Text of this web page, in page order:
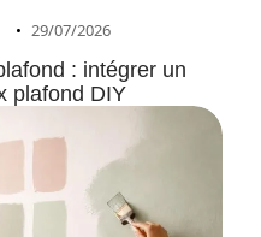
29/07/2026
: intégrer un
plafond DIY